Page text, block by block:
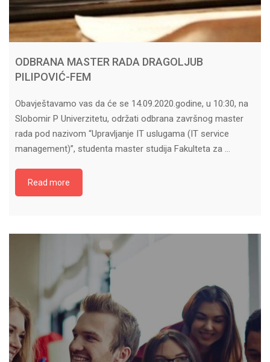
ODBRANA MASTER RADA DRAGOLJUB
PILIPOVIĆ-FEM
Obavještavamo vas da će se 14.09.2020.godine, u 10:30, na
Slobomir P Univerzitetu, održati odbrana završnog master
rada pod nazivom “Upravljanje IT uslugama (IT service
management)”, studenta master studija Fakulteta za …
Read more